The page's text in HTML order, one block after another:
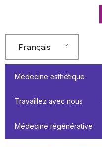
contenu
Français
Médecine esthétique
Travaillez avec nous
Médecine régénérative